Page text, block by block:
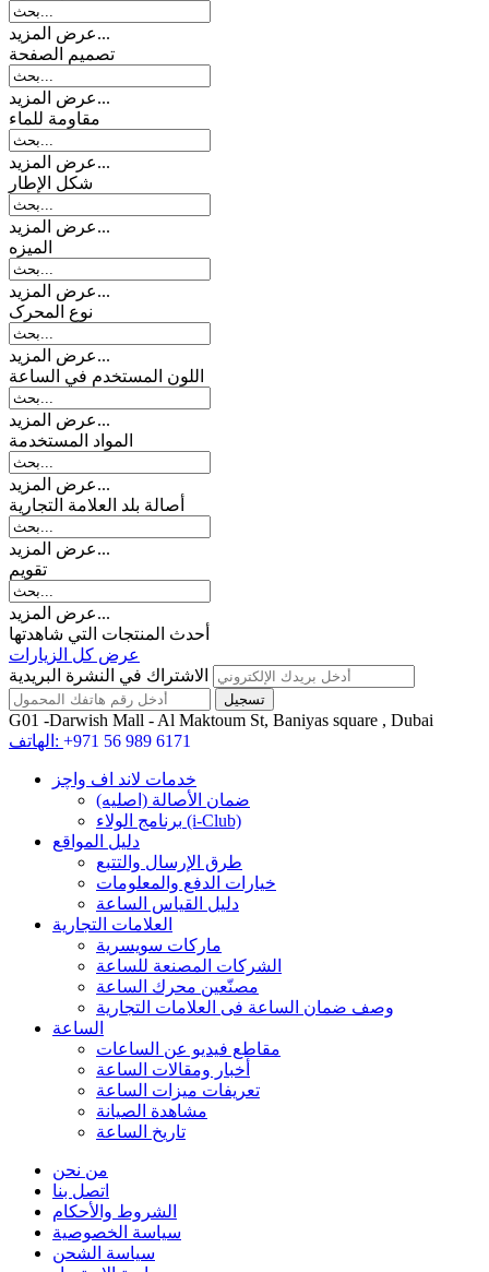
عرض المزيد...
تصميم الصفحة
عرض المزيد...
مقاومة للماء
عرض المزيد...
شكل الإطار
عرض المزيد...
المیزه
عرض المزيد...
نوع المحرک
عرض المزيد...
اللون المستخدم في الساعة
عرض المزيد...
المواد المستخدمة
عرض المزيد...
أصالة بلد العلامة التجارية
عرض المزيد...
تقويم
عرض المزيد...
أحدث المنتجات التي شاهدتها
عرض كل الزيارات
الاشتراك في النشرة البريدية
G01 -Darwish Mall - Al Maktoum St, Baniyas square , Dubai
الهاتف: +971 56 989 6171
خدمات لاند اف واچز
ضمان الأصالة (اصلیه)
برنامج الولاء (i-Club)
دليل المواقع
طرق الإرسال والتتبع
خيارات الدفع والمعلومات
دليل القياس الساعة
العلامات التجارية
ماركات سويسرية
الشركات المصنعة للساعة
مصنّعين محرك الساعة
وصف ضمان الساعة فی العلامات التجارية
الساعة
مقاطع فيديو عن الساعات
أخبار ومقالات الساعة
تعريفات ميزات الساعة
مشاهدة الصيانة
تاريخ الساعة
من نحن
اتصل بنا
الشروط والأحكام
سياسة الخصوصية
سياسة الشحن